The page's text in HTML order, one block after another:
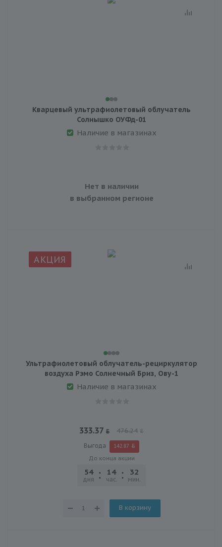
Кварцевый ультрафиолетовый облучатель
Солнышко ОУФд-01
Наличие в магазинах
Нет в наличии
в выбранном регионе
АКЦИЯ
Ультрафиолетовый облучатель-рециркулятор
воздуха Рэмо Солнечный Бриз, Ову-1
Наличие в магазинах
333.37 476.24
Выгода 142.87
До конца акции
54
дня
14
час.
32
мин.
В корзину